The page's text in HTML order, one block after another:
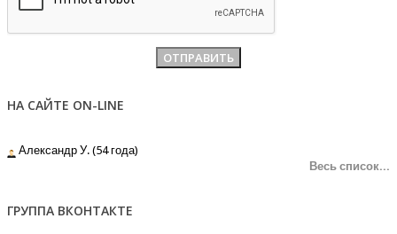
НА САЙТЕ ON-LINE
Александр У. (54 года)
Весь список...
ГРУППА ВКОНТАКТЕ